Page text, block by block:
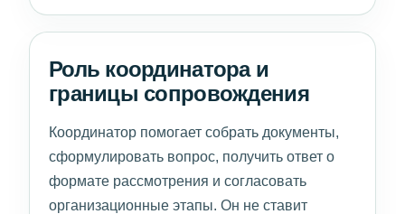
Роль координатора и
границы сопровождения
Координатор помогает собрать документы,
сформулировать вопрос, получить ответ о
формате рассмотрения и согласовать
организационные этапы. Он не ставит